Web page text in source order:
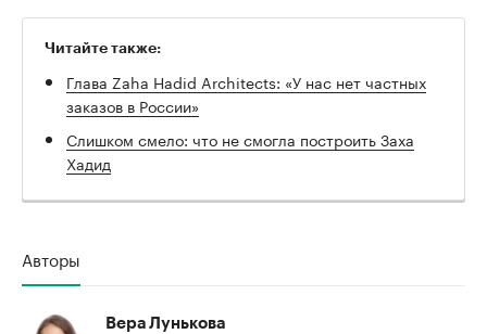
Читайте также:
Глава Zaha Hadid Architects: «У нас нет частных
заказов в России»
Слишком смело: что не смогла построить Заха
Хадид
Авторы
Вера Лунькова